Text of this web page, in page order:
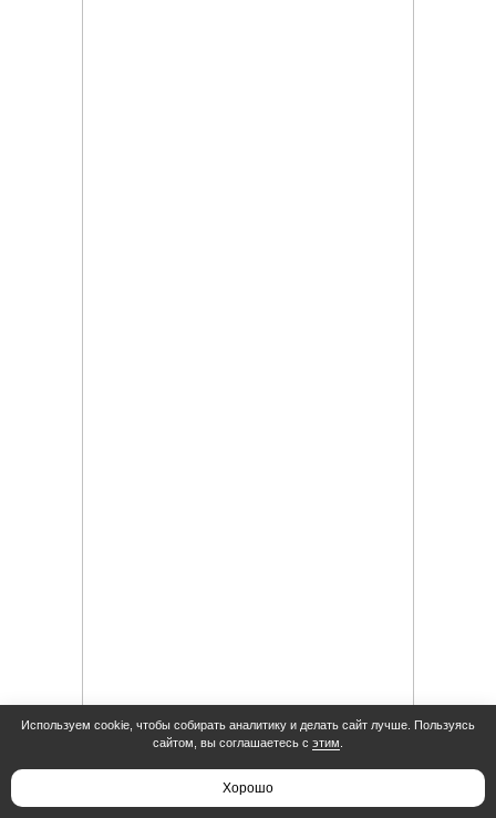
Используем cookie, чтобы собирать аналитику и делать сайт лучше. Пользуясь
сайтом, вы соглашаетесь с этим
Хорошо